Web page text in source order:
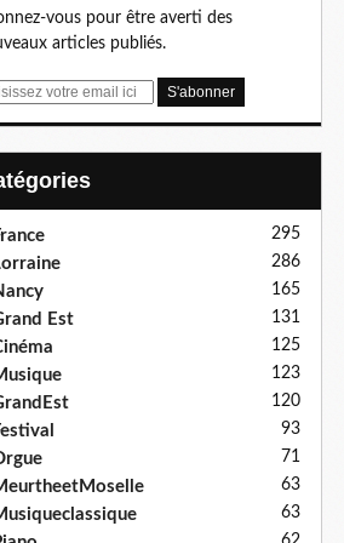
vous pour être averti des
articles publiés.
295
286
165
Est 131
125
123
120
93
71
63
63